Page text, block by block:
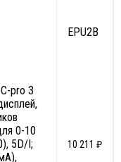
EPU2B
pro 3
0-10
5D/I;
10 211 ₽